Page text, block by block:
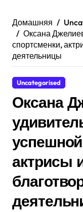
Домашняя
Оксана
спортсменки,
деятельницы
Uncategorised
Оксана
актрисы